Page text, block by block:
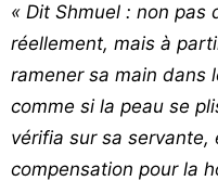
« Dit Shmuel : non pas
réellement, mais à
ramener sa main dans
comme si la peau se
vérifia sur sa servante,
compensation pour la